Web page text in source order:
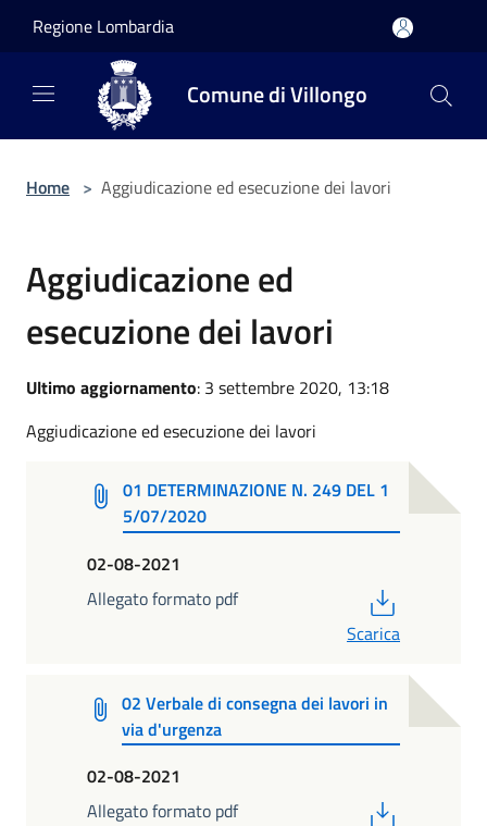
Regione Lombardia
Comune di Villongo
Home > Aggiudicazione ed esecuzione dei lavori
Aggiudicazione ed
esecuzione dei lavori
Ultimo aggiornamento: 3 settembre 2020, 13:18
Aggiudicazione ed esecuzione dei lavori
01 DETERMINAZIONE N. 249 DEL 1
5/07/2020
02-08-2021
Allegato formato pdf
Scarica
02 Verbale di consegna dei lavori in
via d'urgenza
02-08-2021
Allegato formato pdf